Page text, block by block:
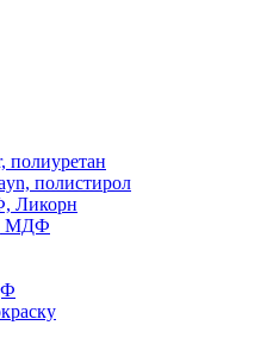
полиуретан
полистирол
Ликорн
МДФ